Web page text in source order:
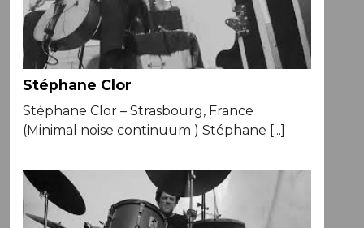
Stéphane Clor
Stéphane Clor – Strasbourg, France
(Minimal noise continuum ) Stéphane [...]